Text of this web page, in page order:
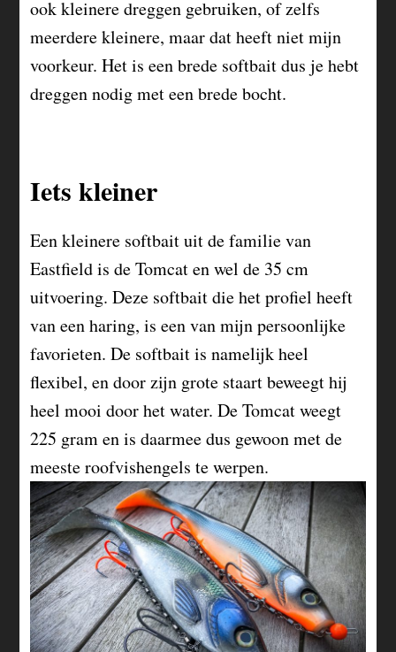
ook kleinere dreggen gebruiken, of zelfs
meerdere kleinere, maar dat heeft niet mijn
voorkeur. Het is een brede softbait dus je hebt
dreggen nodig met een brede bocht.
Iets kleiner
Een kleinere softbait uit de familie van
Eastfield is de Tomcat en wel de 35 cm
uitvoering. Deze softbait die het profiel heeft
van een haring, is een van mijn persoonlijke
favorieten. De softbait is namelijk heel
flexibel, en door zijn grote staart beweegt hij
heel mooi door het water. De Tomcat weegt
225 gram en is daarmee dus gewoon met de
meeste roofvishengels te werpen.